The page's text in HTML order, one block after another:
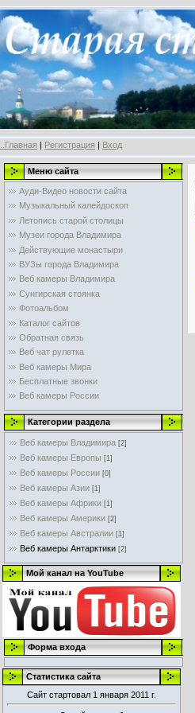
..Главная | Регистрация | Вход
Меню сайта
Ауди-Видео новости сайта
Музыкальный калейдоскоп
Летопись старой столицы
Музеи города Владимира
Действующие монастыри
ВУЗы города Владимира
Веб камеры Владимира
Сунгирская стоянка
Фотоальбом
Каталог сайтов
Обратная связь
Веб чат рулетка
Веб камеры Мира
Бесплатные звонки
Веб камеры России
Категории раздела
Веб камеры Владимира [2]
Веб камеры Европы [1]
Веб камеры России [0]
Веб камеры Азии [1]
Веб камеры Африки [1]
Веб камеры Америки [2]
Веб камеры Австралии [1]
Веб камеры Антарктики [2]
Мой канал на YouTube
Форма входа
Статистика сайта
Сайт стартовал 1 января 2011 г.